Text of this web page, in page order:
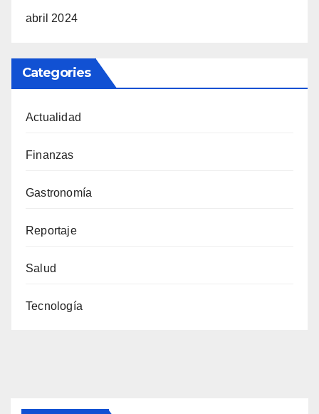
abril 2024
Categories
Actualidad
Finanzas
Gastronomía
Reportaje
Salud
Tecnología